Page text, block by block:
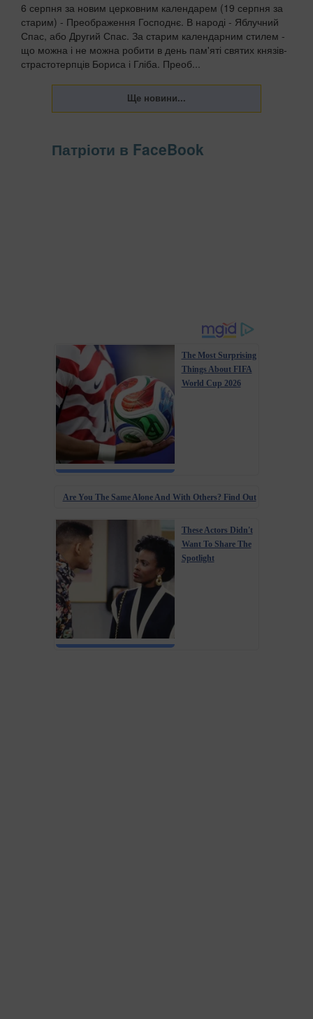
6 серпня за новим церковним календарем (19 серпня за
старим) - Преображення Господнє. В народі - Яблучний
Спас, або Другий Спас. За старим календарним стилем -
що можна і не можна робити в день пам'яті святих князів-
страстотерпців Бориса і Гліба. Преоб...
Патріоти в FaceBook
The Most Surprising
Things About FIFA
World Cup 2026
Are You The Same Alone And With Others? Find Out
These Actors Didn't
Want To Share The
Spotlight